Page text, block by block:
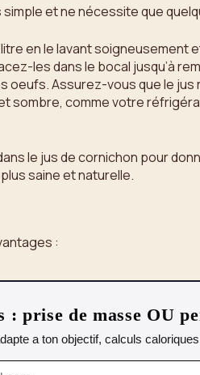
et ne nécessite que
en le lavant soigneusement
les dans le bocal jusqu’à
oeufs. Assurez-vous que le
sombre, comme votre
le jus de cornichon pour
saine et naturelle.
:
: prise de masse OU
a ton objectif, calculs